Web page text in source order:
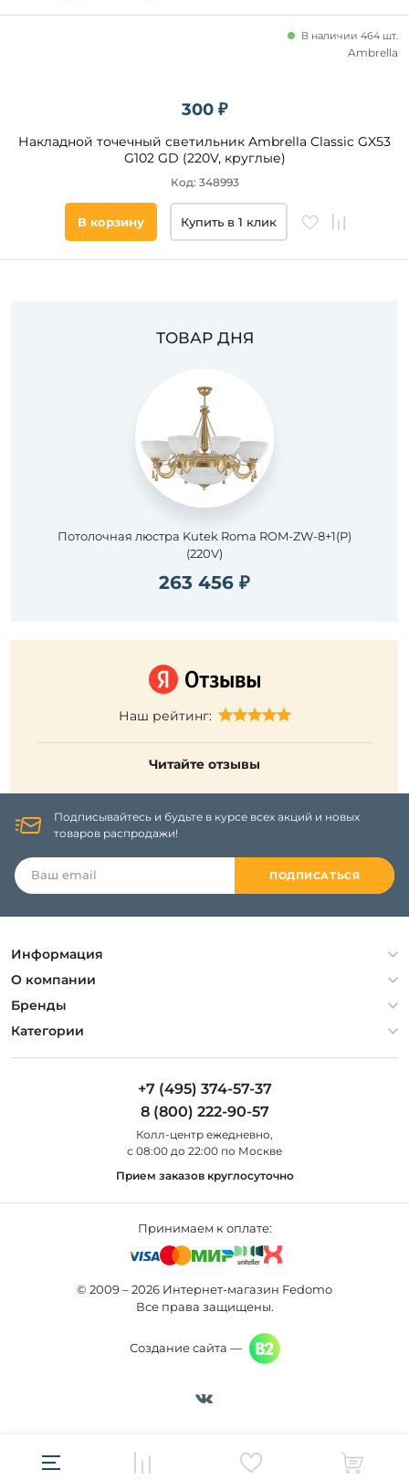
300 ₽
Накладной точечный светильник Ambrella Classic GX53
G102 GD (220V, круглые)
В наличии 464 шт.
Код: 348993
Ambrella
В корзину Купить в 1 клик
ТОВАР ДНЯ
Потолочная люстра Kutek Roma ROM-ZW-8+1(P)
(220V)
263 456 ₽
Наш рейтинг:
Читайте отзывы
Подписывайтесь и будьте в курсе всех акций и новых
товаров распродажи!
ПОДПИСАТЬСЯ
Информация
Политика конфиденциальности
Гарантия
Оплата и доставка
О компании
О компании
Контакты
Бренды
Artelamp
Категории
Люстры
Уличные светильники
+7 (495) 374-57-37
8 (800) 222-90-57
Колл-центр eжедневно,
с 08:00 до 22:00 по Москве
Прием заказов круглосуточно
Принимаем к оплате:
© 2009 – 2026 Интернет-магазин Fedomo
Все права защищены.
Создание сайта —